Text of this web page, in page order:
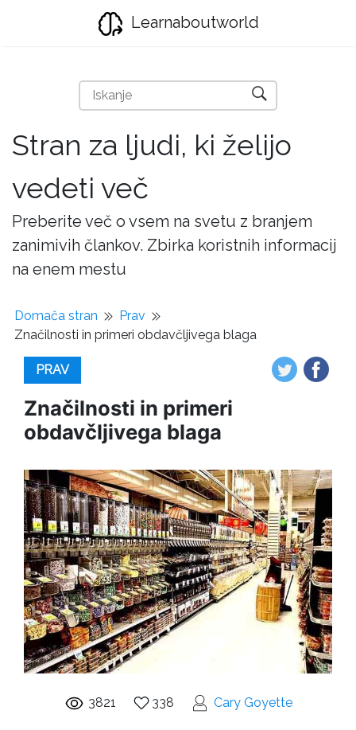
Learnaboutworld
Stran za ljudi, ki želijo
vedeti več
Preberite več o vsem na svetu z branjem
zanimivih člankov. Zbirka koristnih informacij
na enem mestu
Domača stran
Prav
Značilnosti in primeri obdavčljivega blaga
PRAV
Značilnosti in primeri
obdavčljivega blaga
3821 338 Cary Goyette